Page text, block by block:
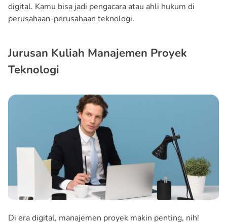
digital. Kamu bisa jadi pengacara atau ahli hukum di
perusahaan-perusahaan teknologi.
Jurusan Kuliah Manajemen Proyek
Teknologi
Di era digital, manajemen proyek makin penting, nih!